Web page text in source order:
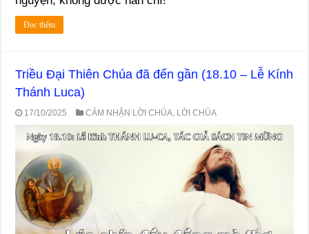
Đọc thêm
Triều Đại Thiên Chúa đã đến gần (18.10 – Lễ Kính
Thánh Luca)
17/10/2025 CẢM NHẬN LỜI CHÚA LỜI CHÚA